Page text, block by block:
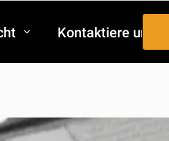
Kontaktiere uns